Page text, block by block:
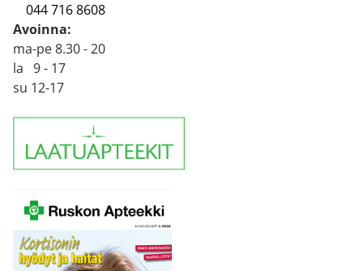
044 716 8608
Avoinna:
ma-pe 8.30 - 20
la 9 - 17
su 12-17